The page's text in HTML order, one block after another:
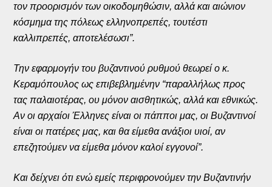
τον προορισμόν των οικοδομηθώσιν, αλλά και αιώνιον
κόσμημα της πόλεως ελληνοπρεπές, τουτέστι
καλλιπρεπές, αποτελέσωσι”.
Την εφαρμογήν του βυζαντινού ρυθμού θεωρεί ο κ.
Κεραμόπουλος ως επιβεβλημένην “παραλλήλως προς
τας παλαιοτέρας, ου μόνον αισθητικώς, αλλά και εθνικώς.
Αν οι αρχαίοι Έλληνες είναι οι πάπποι μας, οι Βυζαντινοί
είναι οι πατέρες μας, και θα είμεθα ανάξιοι υιοί, αν
επεζητούμεν να είμεθα μόνον καλοί εγγονοί”.
Και δείχνει ότι ενώ εμείς περιφρονούμεν την Βυζαντινήν